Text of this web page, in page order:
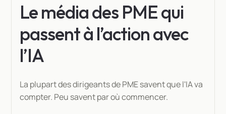
Le média des PME qui
passent à l’action avec
l’IA
La plupart des dirigeants de PME savent que l'IA va
compter. Peu savent par où commencer.